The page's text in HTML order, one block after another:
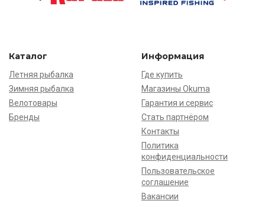
Каталог
Летняя рыбалка
Зимняя рыбалка
Велотовары
Бренды
Информация
Где купить
Магазины Okuma
Гарантия и сервис
Стать партнёром
Контакты
Политика
конфиденциальности
Пользовательское
соглашение
Вакансии